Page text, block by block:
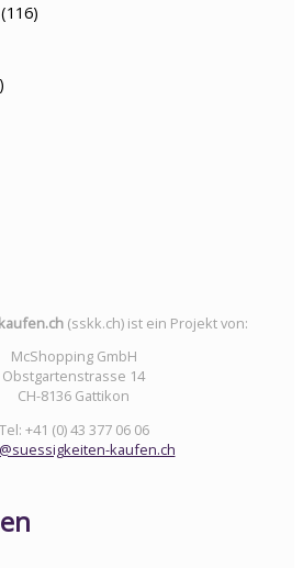
(116)
(sskk.ch) ist ein Projekt von:
McShopping GmbH
Obstgartenstrasse 14
CH-8136 Gattikon
Tel: +41 (0) 43 377 06 06
kaufen.ch